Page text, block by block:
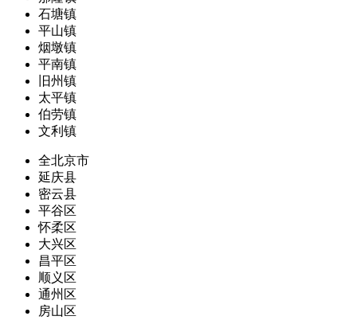
石塘镇
平山镇
烟墩镇
平南镇
旧州镇
太平镇
伯劳镇
文利镇
全北京市
延庆县
密云县
平谷区
怀柔区
大兴区
昌平区
顺义区
通州区
房山区